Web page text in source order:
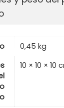
0,45 kg
10 × 10 × 10